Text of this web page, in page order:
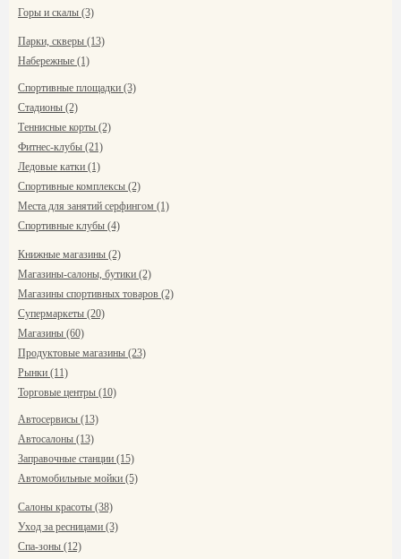
Горы и скалы (3)
Парки, скверы (13)
Набережные (1)
Спортивные площадки (3)
Стадионы (2)
Теннисные корты (2)
Фитнес-клубы (21)
Ледовые катки (1)
Спортивные комплексы (2)
Места для занятий серфингом (1)
Спортивные клубы (4)
Книжные магазины (2)
Магазины-салоны, бутики (2)
Магазины спортивных товаров (2)
Супермаркеты (20)
Магазины (60)
Продуктовые магазины (23)
Рынки (11)
Торговые центры (10)
Автосервисы (13)
Автосалоны (13)
Заправочные станции (15)
Автомобильные мойки (5)
Салоны красоты (38)
Уход за ресницами (3)
Спа-зоны (12)